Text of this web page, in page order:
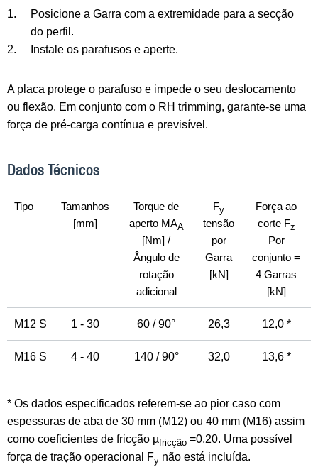
1.
Posicione a Garra com a extremidade para a secção
do perfil.
2.
Instale os parafusos e aperte.
A placa protege o parafuso e impede o seu deslocamento
ou flexão. Em conjunto com o RH trimming, garante-se uma
força de pré-carga contínua e previsível.
Dados Técnicos
Tipo
Tamanhos
[mm]
Torque de
aperto MAA
[Nm] /
Ângulo de
rotação
adicional
Fy
tensão
por
Garra
[kN]
Força ao
corte Fz
Por
conjunto =
4 Garras
[kN]
M12 S 1 - 30 60 / 90° 26,3 12,0 *
M16 S 4 - 40 140 / 90° 32,0 13,6 *
* Os dados especificados referem-se ao pior caso com
espessuras de aba de 30 mm (M12) ou 40 mm (M16) assim
como coeficientes de fricção µfricção =0,20. Uma possível
força de tração operacional Fy não está incluída.